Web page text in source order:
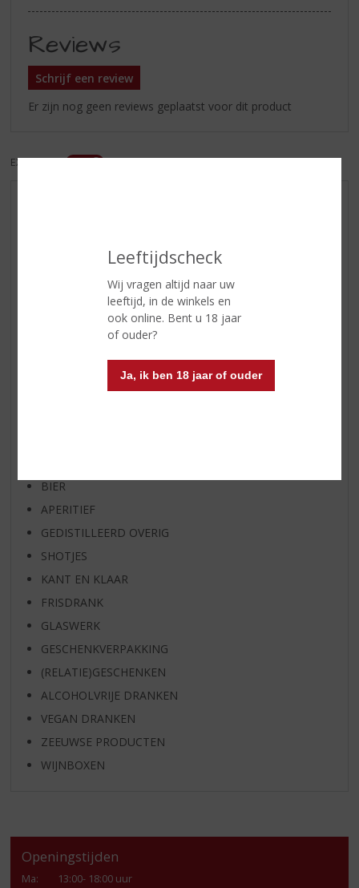
Leeftijdscheck
Wij vragen altijd naar uw
leeftijd, in de winkels en
ook online. Bent u 18 jaar
of ouder?
Ja, ik ben 18 jaar of ouder
Reviews
Schrijf een review
Er zijn nog geen reviews geplaatst voor dit product
EXCL. BTW INCL. BTW
NIEUWE WHISKY
NIEUW OVERIG
WIJN VAN DE MAAND
WHISKY VAN DE MAAND
BIER VAN DE MAAND
SPIRIT VAN DE MAAND
BIER
APERITIEF
GEDISTILLEERD OVERIG
SHOTJES
KANT EN KLAAR
FRISDRANK
GLASWERK
GESCHENKVERPAKKING
(RELATIE)GESCHENKEN
ALCOHOLVRIJE DRANKEN
VEGAN DRANKEN
ZEEUWSE PRODUCTEN
WIJNBOXEN
Openingstijden
Ma:
13:00- 18:00 uur